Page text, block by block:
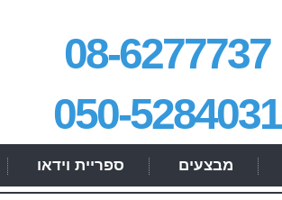
08-6277737
050-5284031
מבצעים ספריית וידאו